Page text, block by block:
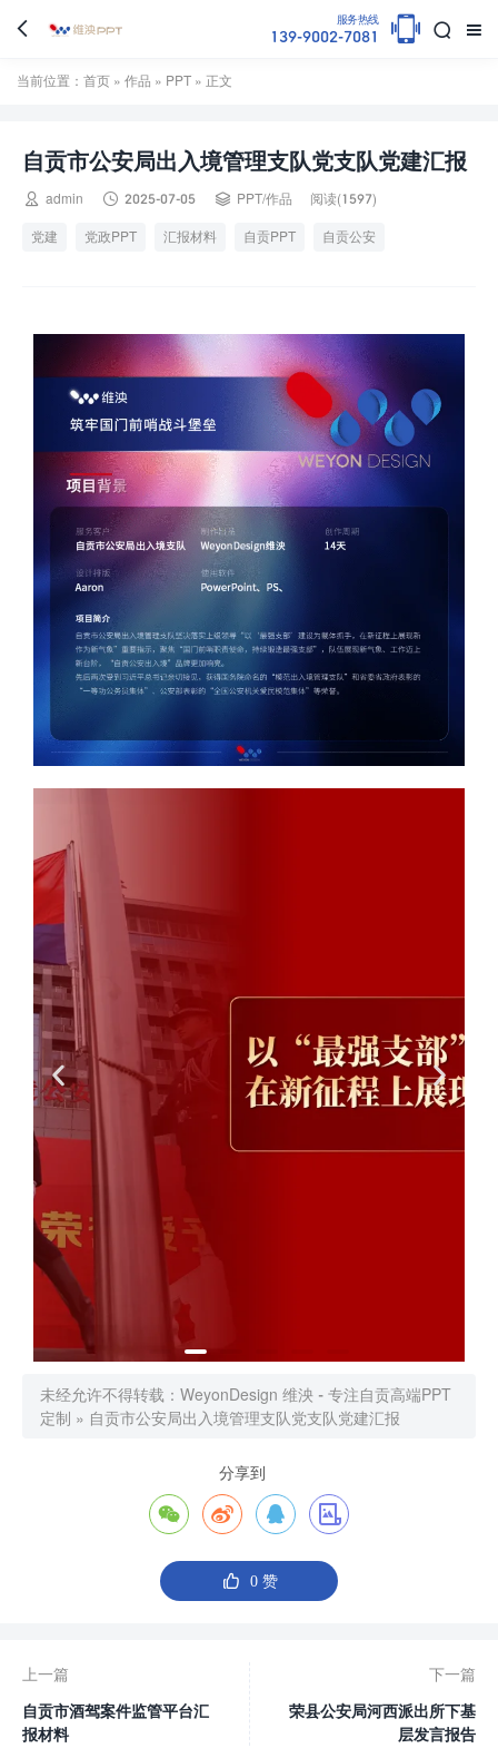
 

服务热线
139-9002-7081 
当前位置： 首页 » 作品 » PPT » 正文
自贡市公安局出入境管理支队党支队党建汇报
 admin  2025-07-05  PPT/作品 阅读(1597)
党建 党政PPT 汇报材料 自贡PPT 自贡公安
未经允许不得转载： WeyonDesign 维泱 - 专注自贡高端PPT
定制 » 自贡市公安局出入境管理支队党支队党建汇报
分享到
   
 0赞
上一篇
自贡市酒驾案件监管平台汇
报材料
下一篇
荣县公安局河西派出所下基
层发言报告